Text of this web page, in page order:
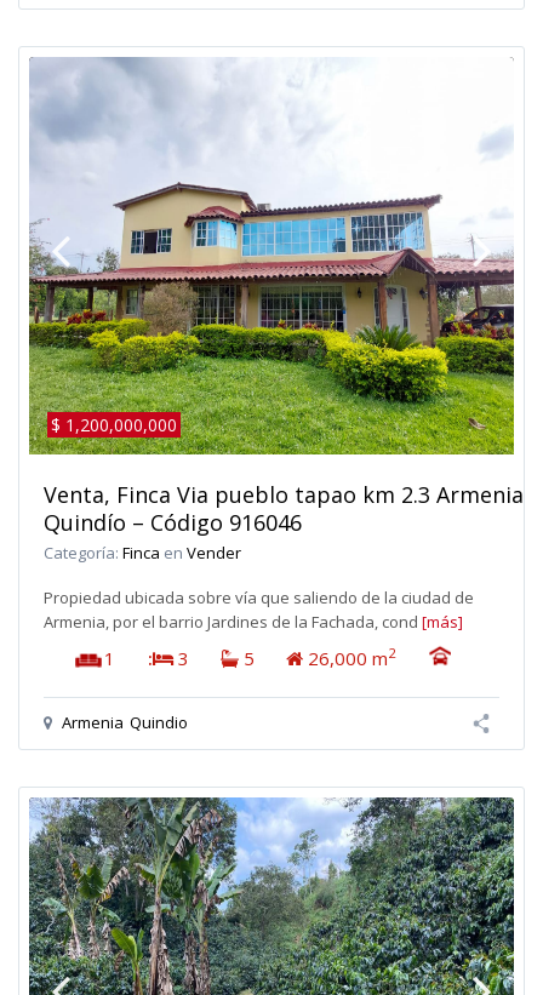
$ 1,200,000,000
Venta, Finca Via pueblo tapao km 2.3 Armenia
Quindío – Código 916046
Categoría: Finca en Vender
Propiedad ubicada sobre vía que saliendo de la ciudad de
Armenia, por el barrio Jardines de la Fachada, cond [más]
1 : 3 5 26,000 m2
Armenia Quindio